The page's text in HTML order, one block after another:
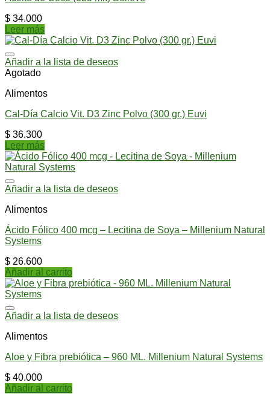
$ 34.000
Leer más
Añadir a la lista de deseos
Agotado
Alimentos
Cal-Día Calcio Vit. D3 Zinc Polvo (300 gr.) Euvi
$ 36.300
Leer más
Añadir a la lista de deseos
Alimentos
Ácido Fólico 400 mcg – Lecitina de Soya – Millenium Natural
Systems
$ 26.600
Añadir al carrito
Añadir a la lista de deseos
Alimentos
Aloe y Fibra prebiótica – 960 ML. Millenium Natural Systems
$ 40.000
Añadir al carrito